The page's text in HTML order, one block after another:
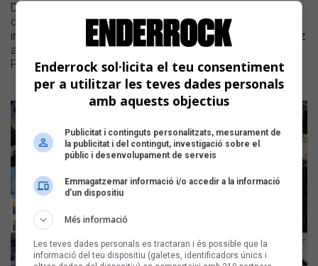
Dijous 4 de juliol arrenca la desena edició del festival Vida
de la Vilanova i la Geltrú |Destaquem algun dels concerts
imprescindibles d'enguany, de Clara Peya i Sílvia Pérez Cruz
a Julieta, passant per La Ludwig Band, Mar Pujol, Ferran
Palau, Guillem Gisbert, i Alizzz, entre altres
Enderrock sol·licita el teu consentiment
per a utilitzar les teves dades personals
amb aquests objectius
Publicitat i continguts personalitzats, mesurament de
la publicitat i del contingut, investigació sobre el
públic i desenvolupament de serveis
Emmagatzemar informació i/o accedir a la informació
d’un dispositiu
Més informació
Les teves dades personals es tractaran i és possible que la
informació del teu dispositiu (galetes, identificadors únics i